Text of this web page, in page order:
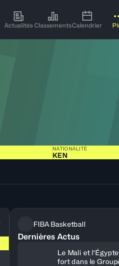
Actualités ClassementsCalendrier
NATIONALITÉ
KEN
la Légende du Tableau
FIBA Basketball
Dernières Actus
Le Mali et
fort dans le